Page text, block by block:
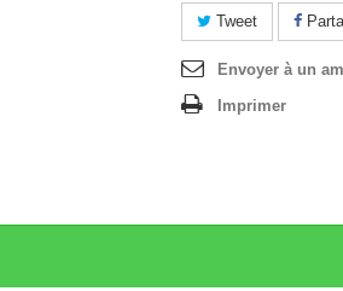
Tweet
Envoyer à un
Imprimer